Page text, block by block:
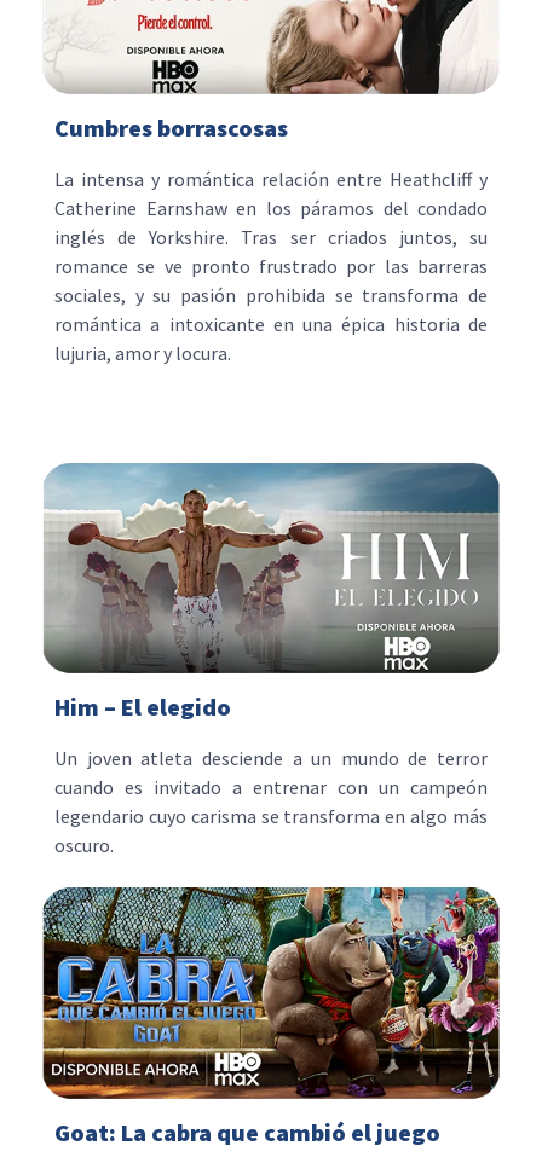
Cumbres borrascosas
La intensa y romántica relación entre Heathcliff y
Catherine Earnshaw en los páramos del condado
inglés de Yorkshire. Tras ser criados juntos, su
romance se ve pronto frustrado por las barreras
sociales, y su pasión prohibida se transforma de
romántica a intoxicante en una épica historia de
lujuria, amor y locura.
Him – El elegido
Un joven atleta desciende a un mundo de terror
cuando es invitado a entrenar con un campeón
legendario cuyo carisma se transforma en algo más
oscuro.
Goat: La cabra que cambió el juego